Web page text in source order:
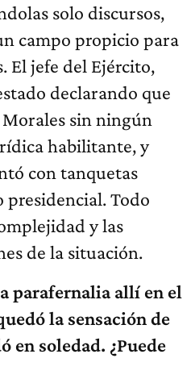
solo discursos,
campo propicio para
El jefe del Ejército,
declarando que
sin ningún
habilitante, y
con tanquetas
Todo
y las
de la situación.
parafernalia allí en el
la sensación de
en soledad. ¿Puede